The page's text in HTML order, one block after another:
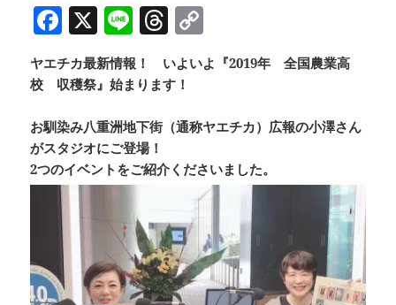
F
a
c
b
o
o
k
X Li
n
e
T
h
re
a
d
s
o
p
Li
n
k
ヤエチカ最新情報！ いよいよ『2019年 全国農業高
校 収穫祭』始まります！
お馴染み八重洲地下街（通称ヤエチカ）広報の小澤さん
がスタジオにご登場！
2つのイベントをご紹介くださいました。